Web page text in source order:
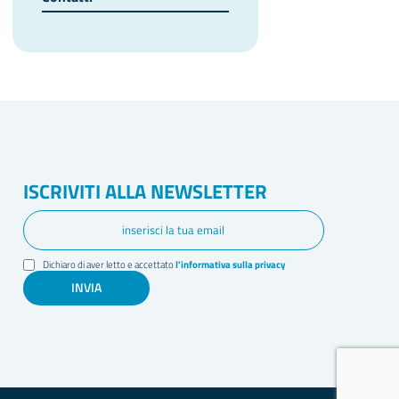
ISCRIVITI ALLA NEWSLETTER
Dichiaro di aver letto e accettatol'informativa sulla privacy
INVIA